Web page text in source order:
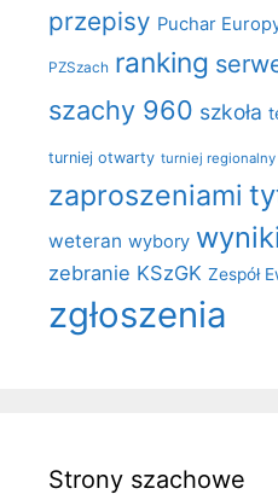
przepisy Puchar
PZSzach ranking
szachy 960 szkoła
turniej otwarty turniej regionalny
zaproszeniami
weteran wybory
zebranie KSzGK Zespół
zgłoszenia
Strony szachowe